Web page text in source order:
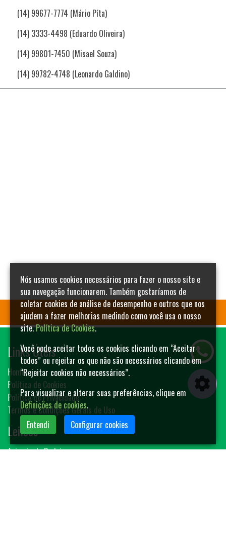
(14) 99677-7774 (Mário Píta)
(14) 3333-4498 (Eduardo Oliveira)
(14) 99801-7450 (Misael Souza)
(14) 99782-4748 (Leonardo Galdino)
Links Úteis
Home
Política de Cookies
Política de Privacidade
Termos e Condições Gerais de Uso
Leilões
Animais de Rodeio
Nós usamos cookies necessários para fazer o nosso site e
sua navegação funcionarem. Também gostaríamos de
coletar cookies de análise de desempenho e outros que nos
ajudem a fazer melhorias medindo como você usa o nosso
site.Política de Cookies.
Você pode aceitar todos os cookies clicando em “Aceitar
todos” ou rejeitar os que não são necessários clicando em
“Rejeitar cookies não necessários”.
Para visualizar e alterar suas preferências, clique em
Definições de cookies.
Entendi
Configurar cookies